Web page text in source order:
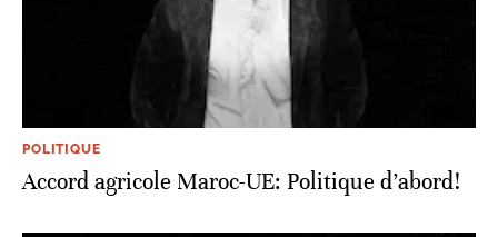
POLITIQUE
Accord agricole Maroc-UE: Politique d’abord!